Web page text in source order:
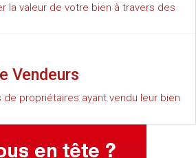
la valeur de votre bien à travers des
Vendeurs
propriétaires ayant vendu leur bien